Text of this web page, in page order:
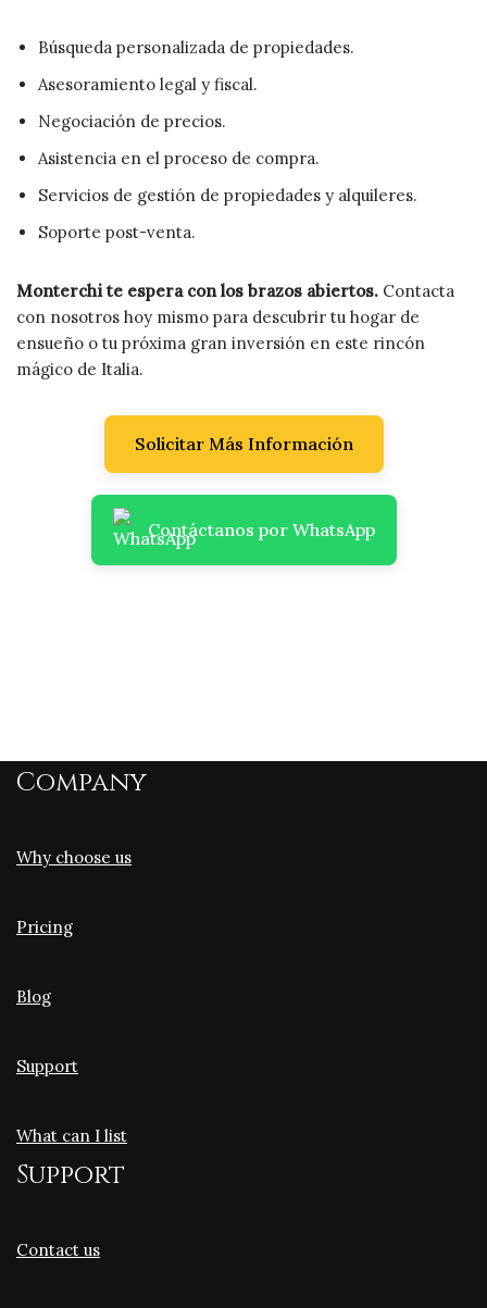
Búsqueda personalizada de propiedades.
Asesoramiento legal y fiscal.
Negociación de precios.
Asistencia en el proceso de compra.
Servicios de gestión de propiedades y alquileres.
Soporte post-venta.
Monterchi te espera con los brazos abiertos. Contacta
con nosotros hoy mismo para descubrir tu hogar de
ensueño o tu próxima gran inversión en este rincón
mágico de Italia.
Solicitar Más Información
Contáctanos por WhatsApp
Company
Why choose us
Pricing
Blog
Support
What can I list
Support
Contact us